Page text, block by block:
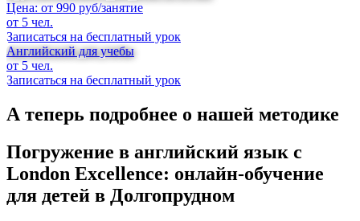
Цена: от 990 руб/занятие
от 5 чел.
Записаться на бесплатный урок
Английский для учебы
от 5 чел.
Записаться на бесплатный урок
А теперь подробнее о нашей методике
Погружение в английский язык с
London Excellence: онлайн-обучение
для детей в Долгопрудном